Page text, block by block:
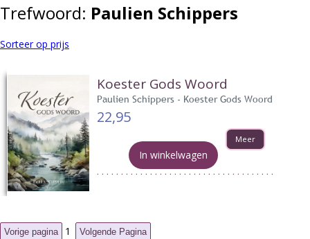
Trefwoord: Paulien Schippers
Sorteer op prijs
Koester Gods Woord
Paulien Schippers - Koester Gods Woord
22,95
Meer
In winkelwagen
1